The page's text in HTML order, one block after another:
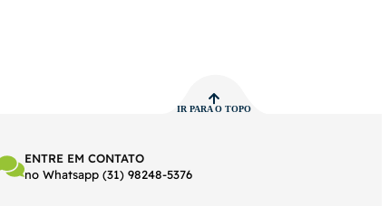
IR PARA O TOPO
ENTRE EM CONTATO
no Whatsapp (31) 98248-5376